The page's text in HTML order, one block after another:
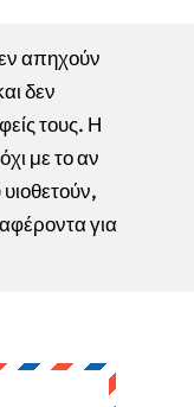
απηχούν
δεν
τους. Η
με το αν
για